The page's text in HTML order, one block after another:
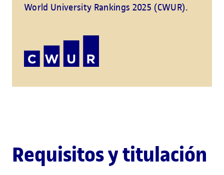
World University Rankings 2025 (CWUR).
Requisitos y titulación